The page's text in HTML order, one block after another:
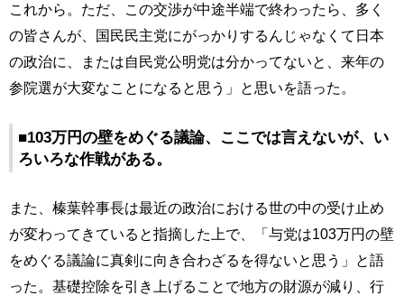
これから。ただ、この交渉が中途半端で終わったら、多く
の皆さんが、国民民主党にがっかりするんじゃなくて日本
の政治に、または自民党公明党は分かってないと、来年の
参院選が大変なことになると思う」と思いを語った。
■103万円の壁をめぐる議論、ここでは言えないが、い
ろいろな作戦がある。
また、榛葉幹事長は最近の政治における世の中の受け止め
が変わってきていると指摘した上で、「与党は103万円の壁
をめぐる議論に真剣に向き合わざるを得ないと思う」と語
った。基礎控除を引き上げることで地方の財源が減り、行